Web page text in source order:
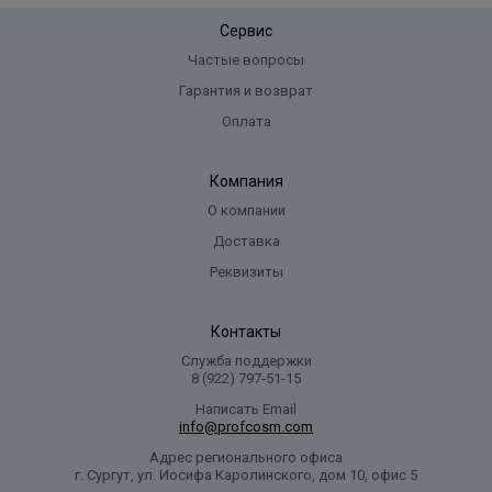
Chloro-4-Nitrophenol, m-Aminophenol, Tocopherol.
Сервис
Частые вопросы
Гарантия и возврат
Оплата
Компания
О компании
Доставка
Реквизиты
Контакты
Служба поддержки
8 (922) 797‑51-15
Написать Email
info@profcosm.com
Адрес регионального офиса
г. Сургут, ул. Иосифа Каролинского, дом 10, офис 5